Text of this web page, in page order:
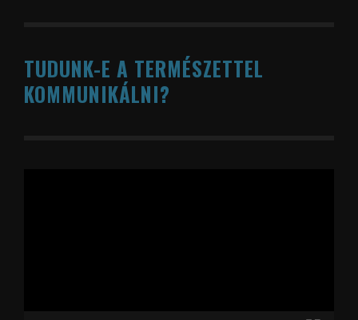
TUDUNK-E A TERMÉSZETTEL
KOMMUNIKÁLNI?